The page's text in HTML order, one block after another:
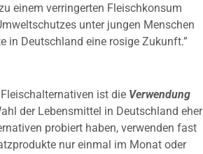
einem verringerten Fleischkonsum
unter jungen Menschen
in Deutschland eine rosige Zukunft.”
ist die Verwendung
der Lebensmittel in Deutschland eher
probiert haben, verwenden fast
nur einmal im Monat oder